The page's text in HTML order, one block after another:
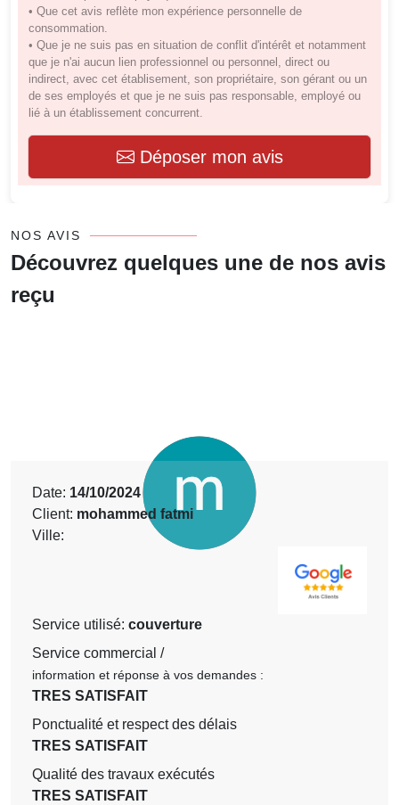
• Que cet avis reflète mon expérience personnelle de
consommation.
• Que je ne suis pas en situation de conflit d'intérêt et notamment
que je n'ai aucun lien professionnel ou personnel, direct ou
indirect, avec cet établisement, son propriétaire, son gérant ou un
de ses employés et que je ne suis pas responsable, employé ou
lié à un établissement concurrent.
Déposer mon avis
NOS AVIS
Découvrez quelques une de nos avis
reçu
Date: 14/10/2024
Client: mohammed fatmi
Ville:
Service utilisé: couverture
Service commercial /
information et réponse à vos demandes :
TRES SATISFAIT
Ponctualité et respect des délais
TRES SATISFAIT
Qualité des travaux exécutés
TRES SATISFAIT